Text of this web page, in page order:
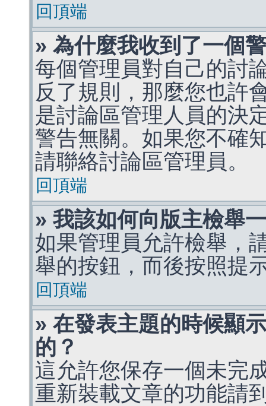
回頂端
» 為什麼我收到了一個
每個管理員對自己的討
反了規則，那麼您也許
是討論區管理人員的決
警告無關。如果您不確
請聯絡討論區管理員。
回頂端
» 我該如何向版主檢舉
如果管理員允許檢舉，
舉的按鈕，而後按照提
回頂端
» 在發表主題的時候顯
的？
這允許您保存一個未完
重新裝載文章的功能請